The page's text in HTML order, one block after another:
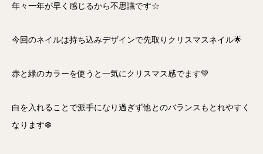
年々一年が早く感じるから不思議です☆
今回のネイルは持ち込みデザインで先取りクリスマスネイル🌟
赤と緑のカラーを使うと一気にクリスマス感でます💚
白を入れることで派手になり過ぎず他とのバランスもとれやすく
なります❆